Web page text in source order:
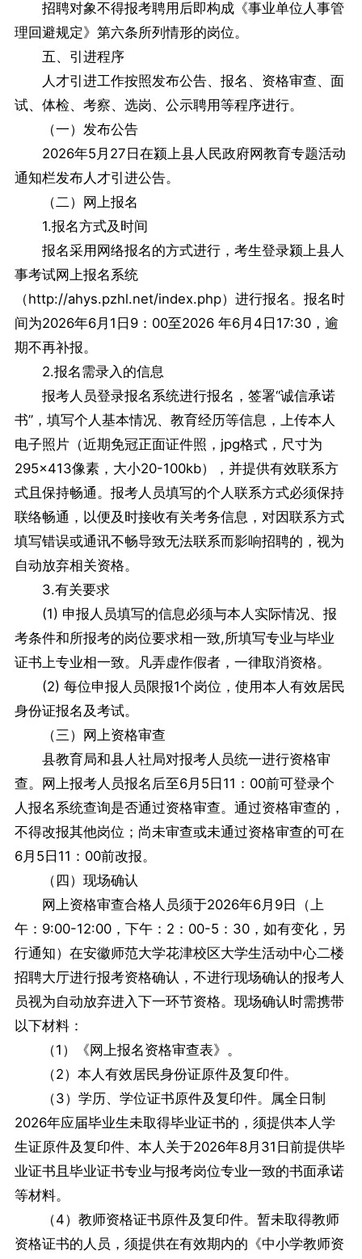
招聘对象不得报考聘用后即构成《事业单位人事管
理回避规定》第六条所列情形的岗位。
五、引进程序
人才引进工作按照发布公告、报名、资格审查、面
试、体检、考察、选岗、公示聘用等程序进行。
（一）发布公告
2026年5月27日在颍上县人民政府网教育专题活动
通知栏发布人才引进公告。
（二）网上报名
1.报名方式及时间
报名采用网络报名的方式进行，考生登录颍上县人
事考试网上报名系统
（http://ahys.pzhl.net/index.php）进行报名。报名时
间为2026年6月1日9：00至2026 年6月4日17:30，逾
期不再补报。
2.报名需录入的信息
报考人员登录报名系统进行报名，签署“诚信承诺
书”，填写个人基本情况、教育经历等信息，上传本人
电子照片（近期免冠正面证件照，jpg格式，尺寸为
295×413像素，大小20-100kb），并提供有效联系方
式且保持畅通。报考人员填写的个人联系方式必须保持
联络畅通，以便及时接收有关考务信息，对因联系方式
填写错误或通讯不畅导致无法联系而影响招聘的，视为
自动放弃相关资格。
3.有关要求
(1) 申报人员填写的信息必须与本人实际情况、报
考条件和所报考的岗位要求相一致,所填写专业与毕业
证书上专业相一致。凡弄虚作假者，一律取消资格。
(2) 每位申报人员限报1个岗位，使用本人有效居民
身份证报名及考试。
（三）网上资格审查
县教育局和县人社局对报考人员统一进行资格审
查。网上报考人员报名后至6月5日11：00前可登录个
人报名系统查询是否通过资格审查。通过资格审查的，
不得改报其他岗位；尚未审查或未通过资格审查的可在
6月5日11：00前改报。
（四）现场确认
网上资格审查合格人员须于2026年6月9日（上
午：9:00-12:00，下午：2：00-5：30，如有变化，另
行通知）在安徽师范大学花津校区大学生活动中心二楼
招聘大厅进行报考资格确认，不进行现场确认的报考人
员视为自动放弃进入下一环节资格。现场确认时需携带
以下材料：
（1）《网上报名资格审查表》。
（2）本人有效居民身份证原件及复印件。
（3）学历、学位证书原件及复印件。属全日制
2026年应届毕业生未取得毕业证书的，须提供本人学
生证原件及复印件、本人关于2026年8月31日前提供毕
业证书且毕业证书专业与报考岗位专业一致的书面承诺
等材料。
（4）教师资格证书原件及复印件。暂未取得教师
资格证书的人员，须提供在有效期内的《中小学教师资